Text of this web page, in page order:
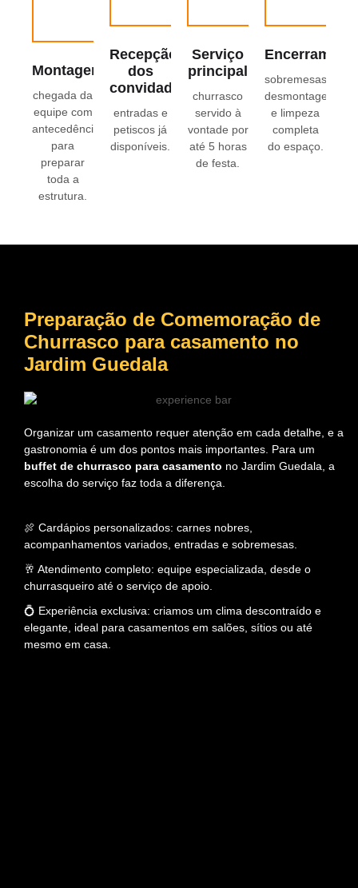
Montagem
chegada da
equipe com
antecedência
para
preparar
toda a
estrutura.
Recepção
dos
convidados
entradas e
petiscos já
disponíveis.
Serviço
principal
churrasco
servido à
vontade por
até 5 horas
de festa.
sobremesas,
desmontagem
e limpeza
completa
do espaço.
Preparação de Comemoração de
Churrasco para casamento no
Jardim Guedala
Organizar um casamento requer atenção em cada detalhe, e a
gastronomia é um dos pontos mais importantes. Para um
buffet de churrasco para casamento no Jardim Guedala, a
escolha do serviço faz toda a diferença.
🍖 Cardápios personalizados: carnes nobres,
acompanhamentos variados, entradas e sobremesas.
🥂 Atendimento completo: equipe especializada, desde o
churrasqueiro até o serviço de apoio.
💍 Experiência exclusiva: criamos um clima descontraído e
elegante, ideal para casamentos em salões, sítios ou até
mesmo em casa.